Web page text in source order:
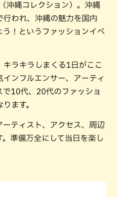
沖縄コレクション）。沖縄
行われ、沖縄の魅力を国内
！というファッションイベ
キラキラしまくる1日がここ
ンフルエンサー、アーティ
で10代、20代のファッショ
ます。
ティスト、アクセス、周辺
準備万全にして当日を楽し